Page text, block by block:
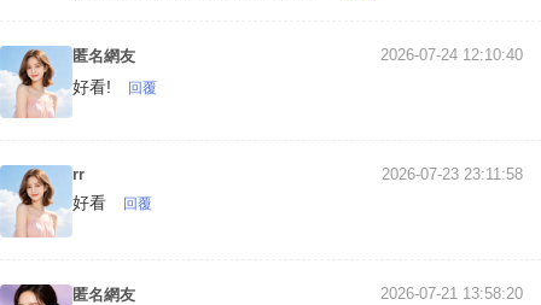
匿名網友 2026-07-24 12:10:40
好看! 回覆
rr 2026-07-23 23:11:58
好看 回覆
匿名網友 2026-07-21 13:58:20